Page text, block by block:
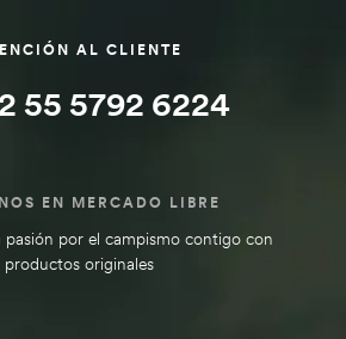
AL CLIENTE
55 5792 6224
EN MERCADO LIBRE
por el campismo contigo con
productos originales